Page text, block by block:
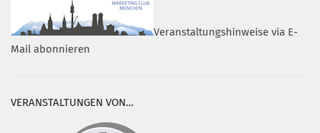
Veranstaltungshinweise via E-
Mail abonnieren
VERANSTALTUNGEN VON…